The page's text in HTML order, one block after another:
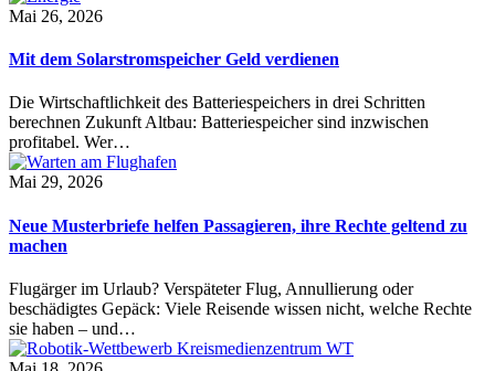
Mai 26, 2026
Mit dem Solarstromspeicher Geld verdienen
Die Wirtschaftlichkeit des Batteriespeichers in drei Schritten
berechnen Zukunft Altbau: Batteriespeicher sind inzwischen
profitabel. Wer…
Mai 29, 2026
Neue Musterbriefe helfen Passagieren, ihre Rechte geltend zu
machen
Flugärger im Urlaub? Verspäteter Flug, Annullierung oder
beschädigtes Gepäck: Viele Reisende wissen nicht, welche Rechte
sie haben – und…